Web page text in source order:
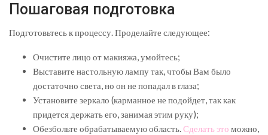
Пошаговая подготовка
Подготовьтесь к процессу. Проделайте следующее:
Очистите лицо от макияжа, умойтесь;
Выставите настольную лампу так, чтобы Вам было
достаточно света, но он не попадал в глаза;
Установите зеркало (карманное не подойдет, так как
придется держать его, занимая этим руку);
Обезбольте обрабатываемую область.Сделать это можно,